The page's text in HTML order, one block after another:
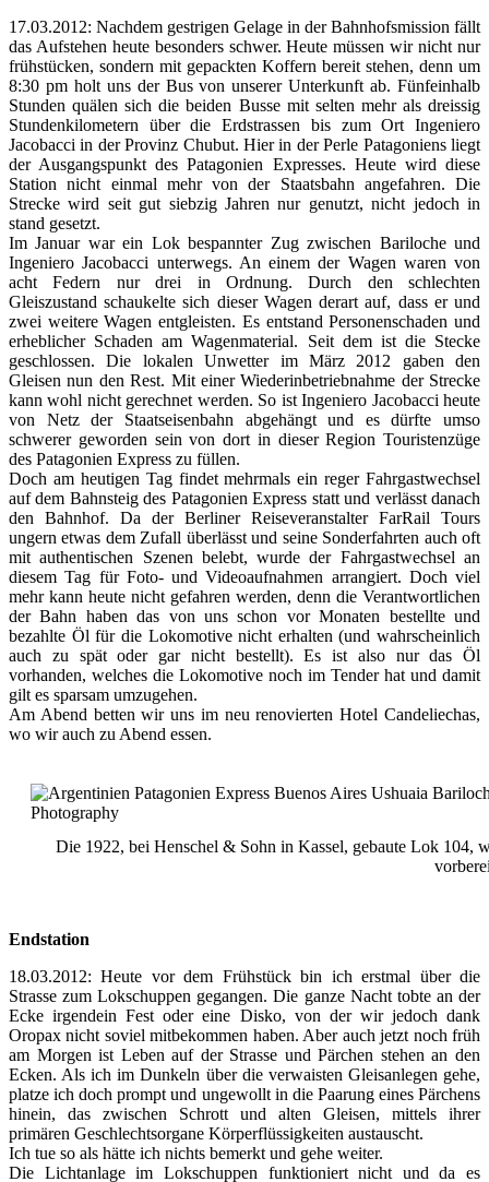
17.03.2012: Nachdem gestrigen Gelage in der Bahnhofsmission fällt
das Aufstehen heute besonders schwer. Heute müssen wir nicht nur
frühstücken, sondern mit gepackten Koffern bereit stehen, denn um
8:30 pm holt uns der Bus von unserer Unterkunft ab. Fünfeinhalb
Stunden quälen sich die beiden Busse mit selten mehr als dreissig
Stundenkilometern über die Erdstrassen bis zum Ort Ingeniero
Jacobacci in der Provinz Chubut. Hier in der Perle Patagoniens liegt
der Ausgangspunkt des Patagonien Expresses. Heute wird diese
Station nicht einmal mehr von der Staatsbahn angefahren. Die
Strecke wird seit gut siebzig Jahren nur genutzt, nicht jedoch in
stand gesetzt.
Im Januar war ein Lok bespannter Zug zwischen Bariloche und
Ingeniero Jacobacci unterwegs. An einem der Wagen waren von
acht Federn nur drei in Ordnung. Durch den schlechten
Gleiszustand schaukelte sich dieser Wagen derart auf, dass er und
zwei weitere Wagen entgleisten. Es entstand Personenschaden und
erheblicher Schaden am Wagenmaterial. Seit dem ist die Stecke
geschlossen. Die lokalen Unwetter im März 2012 gaben den
Gleisen nun den Rest. Mit einer Wiederinbetriebnahme der Strecke
kann wohl nicht gerechnet werden. So ist Ingeniero Jacobacci heute
von Netz der Staatseisenbahn abgehängt und es dürfte umso
schwerer geworden sein von dort in dieser Region Touristenzüge
des Patagonien Express zu füllen.
Doch am heutigen Tag findet mehrmals ein reger Fahrgastwechsel
auf dem Bahnsteig des Patagonien Express statt und verlässt danach
den Bahnhof. Da der Berliner Reiseveranstalter FarRail Tours
ungern etwas dem Zufall überlässt und seine Sonderfahrten auch oft
mit authentischen Szenen belebt, wurde der Fahrgastwechsel an
diesem Tag für Foto- und Videoaufnahmen arrangiert. Doch viel
mehr kann heute nicht gefahren werden, denn die Verantwortlichen
der Bahn haben das von uns schon vor Monaten bestellte und
bezahlte Öl für die Lokomotive nicht erhalten (und wahrscheinlich
auch zu spät oder gar nicht bestellt). Es ist also nur das Öl
vorhanden, welches die Lokomotive noch im Tender hat und damit
gilt es sparsam umzugehen.
Am Abend betten wir uns im neu renovierten Hotel Candeliechas,
wo wir auch zu Abend essen.
Die 1922, bei Henschel & Sohn in Kassel, gebaute Lok 104,
Endstation
18.03.2012: Heute vor dem Frühstück bin ich erstmal über die
Strasse zum Lokschuppen gegangen. Die ganze Nacht tobte an der
Ecke irgendein Fest oder eine Disko, von der wir jedoch dank
Oropax nicht soviel mitbekommen haben. Aber auch jetzt noch früh
am Morgen ist Leben auf der Strasse und Pärchen stehen an den
Ecken. Als ich im Dunkeln über die verwaisten Gleisanlegen gehe,
platze ich doch prompt und ungewollt in die Paarung eines Pärchens
hinein, das zwischen Schrott und alten Gleisen, mittels ihrer
primären Geschlechtsorgane Körperflüssigkeiten austauscht.
Ich tue so als hätte ich nichts bemerkt und gehe weiter.
Die Lichtanlage im Lokschuppen funktioniert nicht und da es